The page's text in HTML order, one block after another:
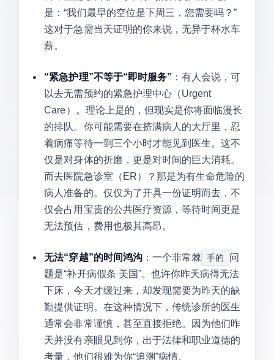
是：“我们最早的空位是下周三，您需要吗？”
这对于急需当天证明的你来说，无异于杯水车
薪。
“紧急护理”不等于“即时服务” ：有人会说，可
以去无需预约的紧急护理中心（Urgent
Care）。理论上是的，但现实是你将面临漫长
的排队。你可能需要在挤满病人的大厅里，忍
着病痛等待一到三个小时才能见到医生。这不
仅是对身体的折磨，更是对时间的巨大消耗。
而去医院急诊室（ER）？那是为有生命危险的
病人准备的。仅仅为了开具一份证明而去，不
仅会占用宝贵的公共医疗资源，等待时间更是
无法预估，费用也极其高昂。
无法“穿越”的时间鸿沟：一个非常棘 手的
问
题是“补开病假条 美国”。也许你昨天病得无法
下床，今天才缓过来，却发现需要为昨天的缺
勤提供证明。在这种情况下，传统诊所的医生
通常会非常谨慎，甚至直接拒绝。因为他们昨
天并没有亲眼见到你，出于法律和职业道德的
考量，他们很难为你“追溯”病情。